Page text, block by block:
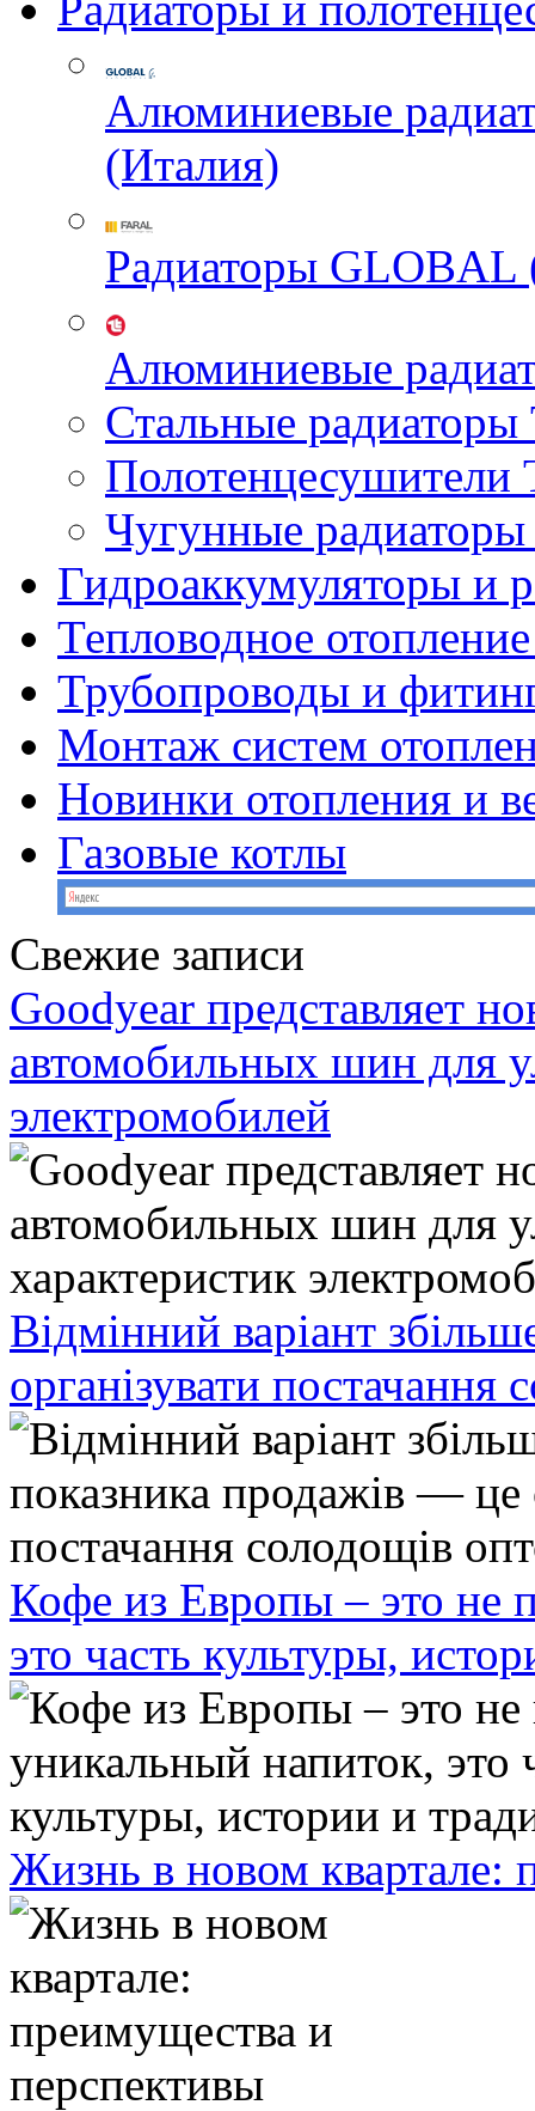
Алюминиевые
(Италия)
Радиаторы GLOBAL
Алюминиевые
Стальные
Чугунные
Гидроаккумуляторы и
Тепловодное
Трубопроводы и
Монтаж систем
Новинки отопления и
Газовые котлы
Свежие записи
Goodyear представляет
автомобильных шин для
электромобилей
Відмінний варіант
організувати постачання
Кофе из Европы – это не
это часть культуры,
Жизнь в новом квартале: